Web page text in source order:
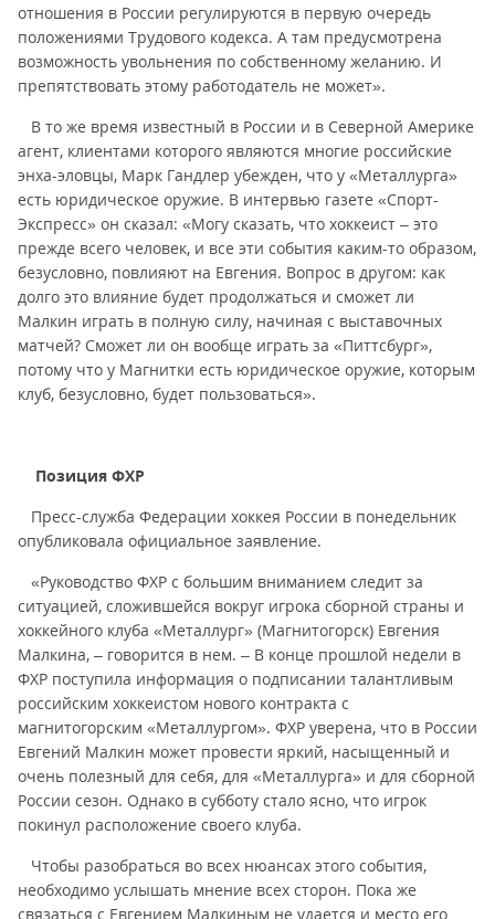
отношения в России регулируются в первую очередь
положениями Трудового кодекса. А там предусмотрена
возможность увольнения по собственному желанию. И
препятствовать этому работодатель не может».
В то же время известный в России и в Северной Америке
агент, клиентами которого являются многие российские
энха-эловцы, Марк Гандлер убежден, что у «Металлурга»
есть юридическое оружие. В интервью газете «Спорт-
Экспресс» он сказал: «Могу сказать, что хоккеист – это
прежде всего человек, и все эти события каким-то образом,
безусловно, повлияют на Евгения. Вопрос в другом: как
долго это влияние будет продолжаться и сможет ли
Малкин играть в полную силу, начиная с выставочных
матчей? Сможет ли он вообще играть за «Питтсбург»,
потому что у Магнитки есть юридическое оружие, которым
клуб, безусловно, будет пользоваться».
Позиция ФХР
Пресс-служба Федерации хоккея России в понедельник
опубликовала официальное заявление.
«Руководство ФХР с большим вниманием следит за
ситуацией, сложившейся вокруг игрока сборной страны и
хоккейного клуба «Металлург» (Магнитогорск) Евгения
Малкина, – говорится в нем. – В конце прошлой недели в
ФХР поступила информация о подписании талантливым
российским хоккеистом нового контракта с
магнитогорским «Металлургом». ФХР уверена, что в России
Евгений Малкин может провести яркий, насыщенный и
очень полезный для себя, для «Металлурга» и для сборной
России сезон. Однако в субботу стало ясно, что игрок
покинул расположение своего клуба.
Чтобы разобраться во всех нюансах этого события,
необходимо услышать мнение всех сторон. Пока же
связаться с Евгением Малкиным не удается и место его